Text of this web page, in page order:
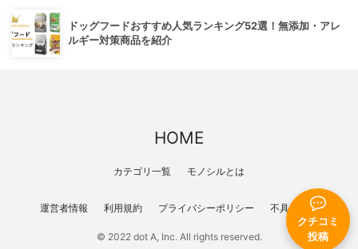
クチコミ
投稿
ドッグフードおすすめ人気ランキング52選！無添加・アレ
ルギー対策商品を紹介
HOME
カテゴリ一覧 モノシルとは
運営者情報 利用規約 プライバシーポリシー 不具合報告
© 2022 dot A, Inc. All rights reserved.